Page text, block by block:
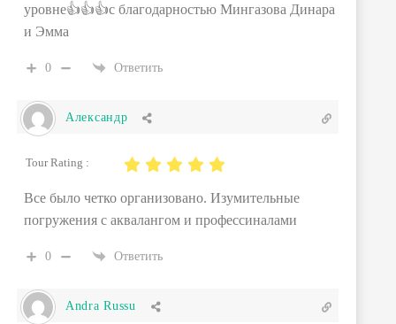
уровне👍👍👍с благодарностью Мингазова Динара
и Эмма
0 Ответить
Александр
Tour Rating :
Все было четко организовано. Изумительные
погружения с аквалангом и профессиналами
0 Ответить
Andra Russu